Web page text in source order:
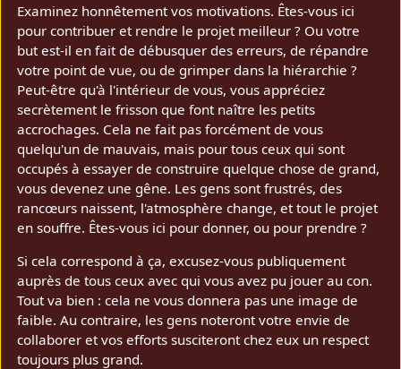
Examinez honnêtement vos motivations. Êtes-vous ici
pour contribuer et rendre le projet meilleur ? Ou votre
but est-il en fait de débusquer des erreurs, de répandre
votre point de vue, ou de grimper dans la hiérarchie ?
Peut-être qu'à l'intérieur de vous, vous appréciez
secrètement le frisson que font naître les petits
accrochages. Cela ne fait pas forcément de vous
quelqu'un de mauvais, mais pour tous ceux qui sont
occupés à essayer de construire quelque chose de grand,
vous devenez une gêne. Les gens sont frustrés, des
rancœurs naissent, l'atmosphère change, et tout le projet
en souffre. Êtes-vous ici pour donner, ou pour prendre ?
Si cela correspond à ça, excusez-vous publiquement
auprès de tous ceux avec qui vous avez pu jouer au con.
Tout va bien : cela ne vous donnera pas une image de
faible. Au contraire, les gens noteront votre envie de
collaborer et vos efforts susciteront chez eux un respect
toujours plus grand.